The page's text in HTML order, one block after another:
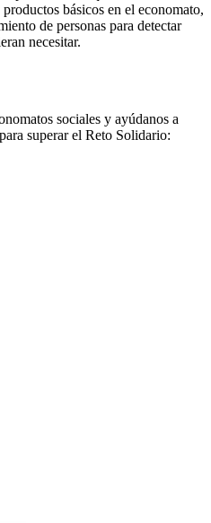
básicos en el economato,
de personas para detectar
necesitar.
sociales y ayúdanos a
superar el Reto Solidario: